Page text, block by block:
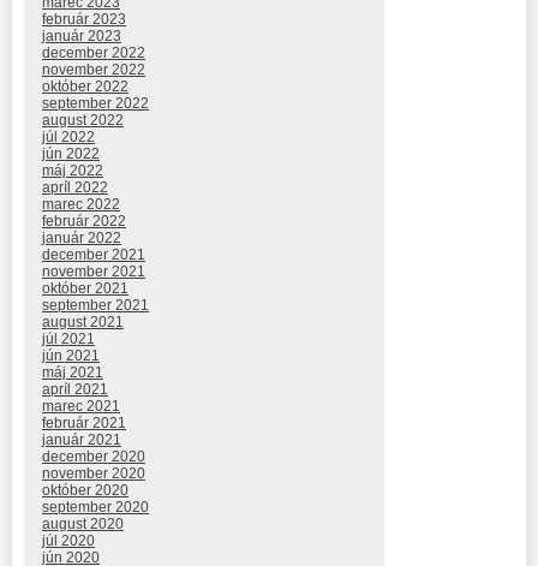
február 2023
január 2023
december 2022
november 2022
október 2022
september 2022
august 2022
júl 2022
jún 2022
máj 2022
apríl 2022
marec 2022
február 2022
január 2022
december 2021
november 2021
október 2021
september 2021
august 2021
júl 2021
jún 2021
máj 2021
apríl 2021
marec 2021
február 2021
január 2021
december 2020
november 2020
október 2020
september 2020
august 2020
júl 2020
jún 2020